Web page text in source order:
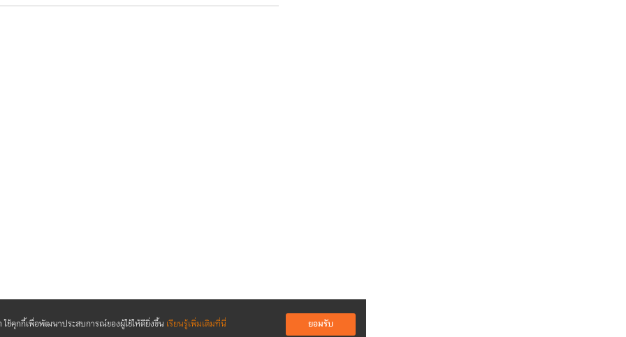
ช้คุกกี้เพื่อพัฒนาประสบการณ์ของผู้ใช้ให้ดียิ่งขึ้น เรียนรู้เพิ่มเติมที่นี่ ยอมรับ